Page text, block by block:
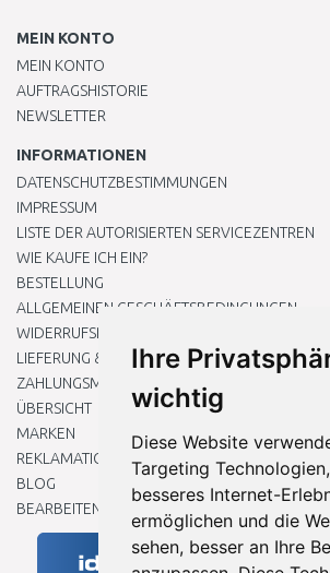
Ihre
wichtig
Diese Website
Targeting
besseres Internet-
ermöglichen und die
sehen, besser an Ihre
MEIN KONTO
MEIN KONTO
AUFTRAGSHISTORIE
NEWSLETTER
INFORMATIONEN
DATENSCHUTZBESTIMMUNGEN
IMPRESSUM
LISTE DER AUTORISIERTEN SERVICEZENTREN
WIE KAUFE ICH EIN?
BESTELLUNG
ALLGEMEINEN GESCHÄFTSBEDINGUNGEN
WIDERRUFSRECHT
LIEFERUNG & ZAHLUNG
ZAHLUNGSMETHODEN
ÜBERSICHT
MARKEN
REKLAMATIONEN UND RETOUREN
BLOG
BEARBEITEN SIE MEINE COOKIE-